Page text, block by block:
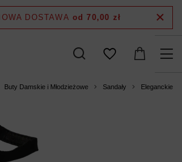
DOSTAWA od 70,00 zł
Buty Damskie i Młodzieżowe Sandały Eleganckie